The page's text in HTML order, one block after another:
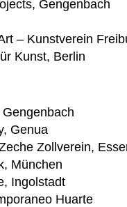
Gengenbach
– Kunstverein
Kunst, Berlin
Genua
Zollverein,
München
Ingolstadt
Huarte